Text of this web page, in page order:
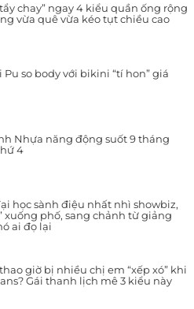
chay” ngay 4 kiểu quần ống rộng
vừa quê vừa kéo tụt chiều cao
Pu so body với bikini “tí hon” giá
Nhựa năng động suốt 9 tháng
4
học sành điệu nhất nhì showbiz,
xuống phố, sang chảnh từ giảng
ai đọ lại
giờ bị nhiều chị em “xếp xó” khi
Gái thanh lịch mê 3 kiểu này